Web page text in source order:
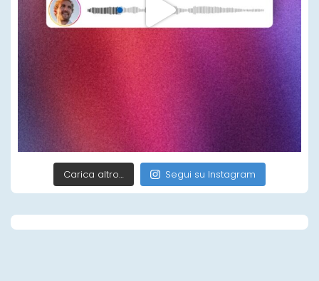
Carica altro… Segui su Instagram